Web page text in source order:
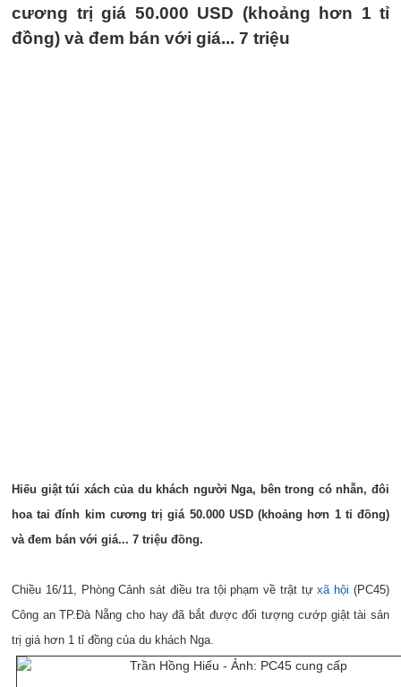
cương trị giá 50.000 USD (khoảng hơn 1 tỉ
đồng) và đem bán với giá... 7 triệu
Hiếu giật túi xách của du khách người Nga, bên trong có nhẫn, đôi
hoa tai đính kim cương trị giá 50.000 USD (khoảng hơn 1 tỉ đồng)
và đem bán với giá... 7 triệu đồng.
Chiều 16/11, Phòng Cảnh sát điều tra tội phạm về trật tựxã hội (PC45)
Công an TP.Đà Nẵng cho hay đã bắt được đối tượng cướp giật tài sản
trị giá hơn 1 tỉ đồng của du khách Nga.